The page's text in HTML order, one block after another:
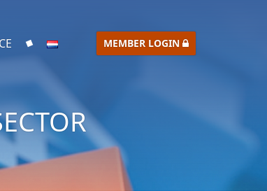
MEMBER LOGIN